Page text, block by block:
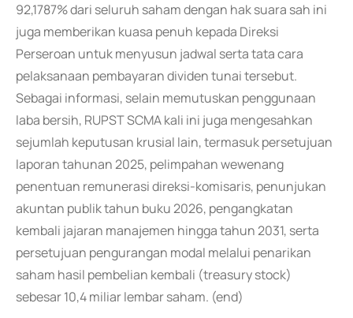
92,1787% dari seluruh saham dengan hak suara sah ini
juga memberikan kuasa penuh kepada Direksi
Perseroan untuk menyusun jadwal serta tata cara
pelaksanaan pembayaran dividen tunai tersebut.
Sebagai informasi, selain memutuskan penggunaan
laba bersih, RUPST SCMA kali ini juga mengesahkan
sejumlah keputusan krusial lain, termasuk persetujuan
laporan tahunan 2025, pelimpahan wewenang
penentuan remunerasi direksi-komisaris, penunjukan
akuntan publik tahun buku 2026, pengangkatan
kembali jajaran manajemen hingga tahun 2031, serta
persetujuan pengurangan modal melalui penarikan
saham hasil pembelian kembali (treasury stock)
sebesar 10,4 miliar lembar saham. (end)